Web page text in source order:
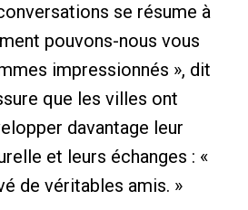
se résume à
pouvons-nous vous
impressionnés », dit
que les villes ont
davantage leur
et leurs échanges : «
de véritables amis. »